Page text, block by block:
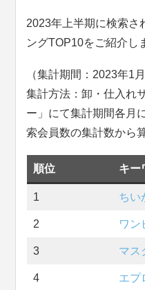
2023年上半期に検索さ
ングTOP10をご紹介し
（集計期間：2023年1
集計方法：卸・仕入れ
ー」にて集計期間各月
索会員数の集計数から
順位 キー
1 ちい
2 ワン
3 マス
4 エプ